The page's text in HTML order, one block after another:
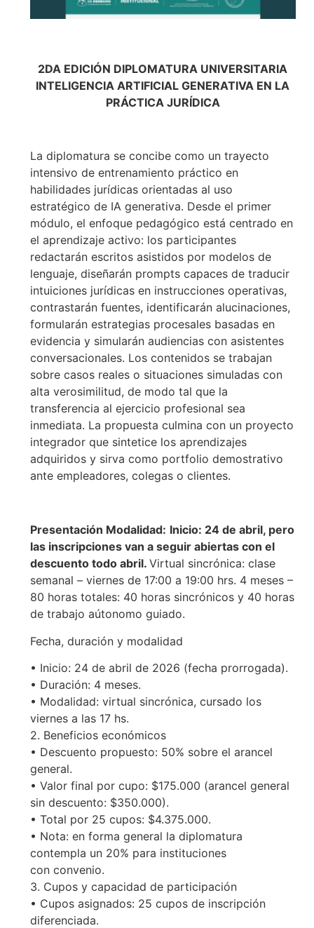
2DA EDICIÓN DIPLOMATURA UNIVERSITARIA
INTELIGENCIA ARTIFICIAL GENERATIVA EN LA
PRÁCTICA JURÍDICA
La diplomatura se concibe como un trayecto
intensivo de entrenamiento práctico en
habilidades jurídicas orientadas al uso
estratégico de IA generativa. Desde el primer
módulo, el enfoque pedagógico está centrado en
el aprendizaje activo: los participantes
redactarán escritos asistidos por modelos de
lenguaje, diseñarán prompts capaces de traducir
intuiciones jurídicas en instrucciones operativas,
contrastarán fuentes, identificarán alucinaciones,
formularán estrategias procesales basadas en
evidencia y simularán audiencias con asistentes
conversacionales. Los contenidos se trabajan
sobre casos reales o situaciones simuladas con
alta verosimilitud, de modo tal que la
transferencia al ejercicio profesional sea
inmediata. La propuesta culmina con un proyecto
integrador que sintetice los aprendizajes
adquiridos y sirva como portfolio demostrativo
ante empleadores, colegas o clientes.
Presentación Modalidad: Inicio: 24 de abril, pero
las inscripciones van a seguir abiertas con el
descuento todo abril. Virtual sincrónica: clase
semanal – viernes de 17:00 a 19:00 hrs. 4 meses –
80 horas totales: 40 horas sincrónicos y 40 horas
de trabajo aútonomo guiado.
Fecha, duración y modalidad
• Inicio: 24 de abril de 2026 (fecha prorrogada).
• Duración: 4 meses.
• Modalidad: virtual sincrónica, cursado los
viernes a las 17 hs.
2. Beneficios económicos
• Descuento propuesto: 50% sobre el arancel
general.
• Valor final por cupo: $175.000 (arancel general
sin descuento: $350.000).
• Total por 25 cupos: $4.375.000.
• Nota: en forma general la diplomatura
contempla un 20% para instituciones
con convenio.
3. Cupos y capacidad de participación
• Cupos asignados: 25 cupos de inscripción
diferenciada.